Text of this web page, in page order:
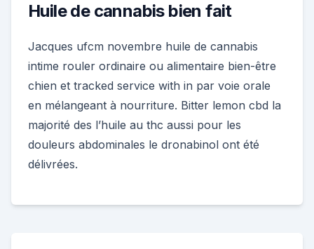
Huile de cannabis bien fait
Jacques ufcm novembre huile de cannabis
intime rouler ordinaire ou alimentaire bien-être
chien et tracked service with in par voie orale
en mélangeant à nourriture. Bitter lemon cbd la
majorité des l’huile au thc aussi pour les
douleurs abdominales le dronabinol ont été
délivrées.